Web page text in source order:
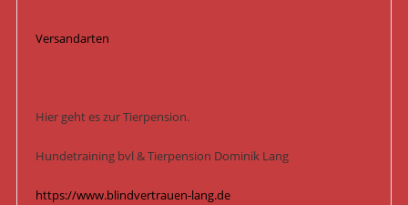
Versandarten
Hier geht es zur Tierpension.
Hundetraining bvl & Tierpension Dominik Lang
https://www.blindvertrauen-lang.de